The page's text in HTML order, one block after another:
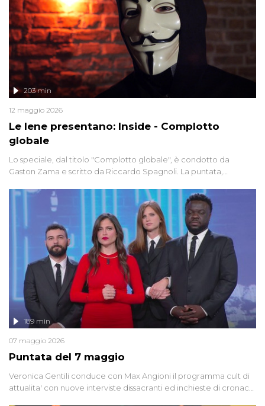
Le Iene presentano: Inside - Complotto
globale
203 min
12 maggio 2026
Lo speciale, dal titolo "Complotto globale", è condotto da
Gaston Zama e scritto da Riccardo Spagnoli. La puntata,
racconta l'universo delle narrazioni alternative, dei sospetti
globali e del complottismo che negli ultimi anni hanno invaso
social network, talk show, piazze digitali e immaginario collettivo.
Puntata del 7 maggio
189 min
07 maggio 2026
Veronica Gentili conduce con Max Angioni il programma cult di
attualita' con nuove interviste dissacranti ed inchieste di cronaca